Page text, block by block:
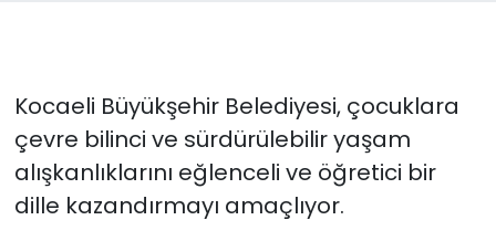
Kocaeli Büyükşehir Belediyesi, çocuklara
çevre bilinci ve sürdürülebilir yaşam
alışkanlıklarını eğlenceli ve öğretici bir
dille kazandırmayı amaçlıyor.